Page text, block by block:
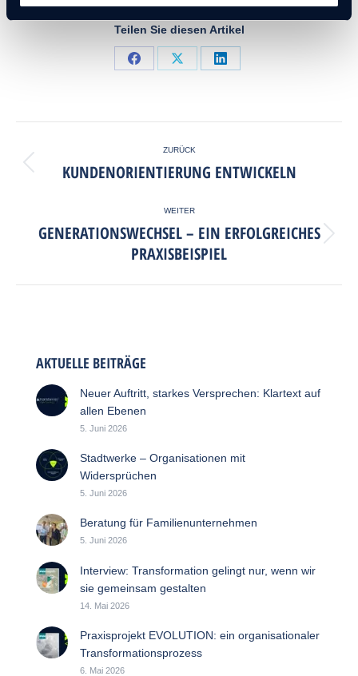
Teilen Sie diesen Artikel
ZURÜCK
KUNDENORIENTIERUNG ENTWICKELN
WEITER
GENERATIONS­WECHSEL – EIN ERFOLGREICHES
PRAXISBEISPIEL
AKTUELLE BEITRÄGE
Neuer Auftritt, starkes Versprechen: Klartext auf
allen Ebenen
5. Juni 2026
Stadtwerke – Organisationen mit
Widersprüchen
5. Juni 2026
Beratung für Familienunternehmen
5. Juni 2026
Interview: Transformation gelingt nur, wenn wir
sie gemeinsam gestalten
14. Mai 2026
Praxisprojekt EVOLUTION: ein organisationaler
Transformationsprozess
6. Mai 2026